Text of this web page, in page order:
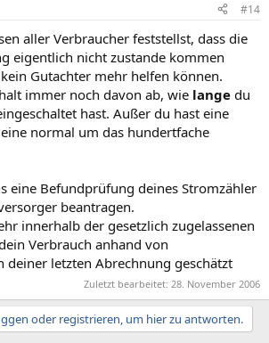
#14
aller Verbraucher feststellst, dass die
eigentlich nicht zustande kommen
Gutachter mehr helfen können.
immer noch davon ab, wie lange du
hast. Außer du hast eine
normal um das hundertfache
eine Befundprüfung deines Stromzähler
beantragen.
innerhalb der gesetzlich zugelassenen
Verbrauch anhand von
deiner letzten Abrechnung geschätzt
Zuletzt bearbeitet: 28. November 2006
oder registrieren, um hier zu antworten.